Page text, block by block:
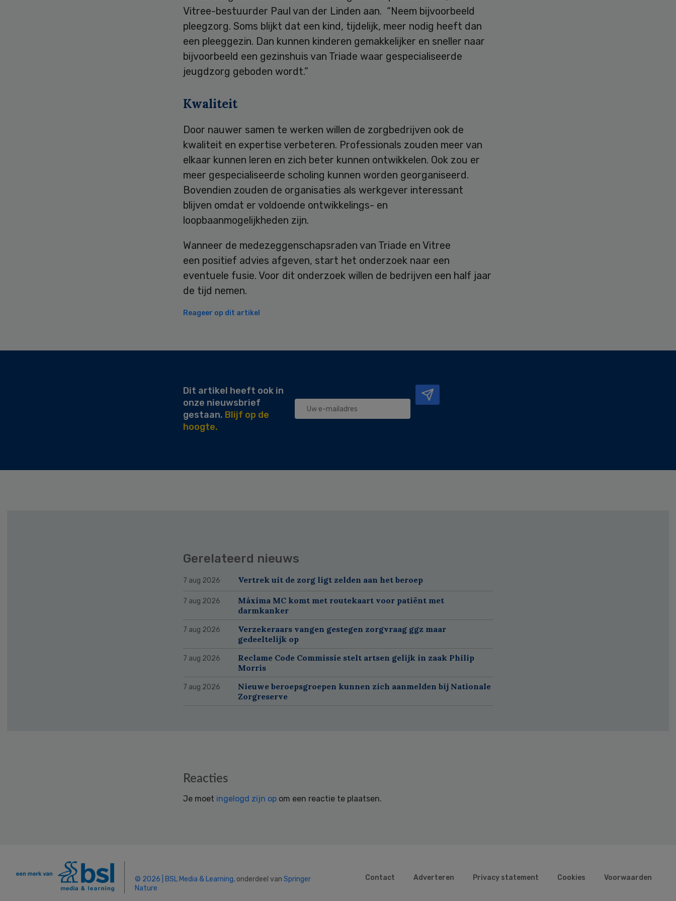
Vitree-bestuurder Paul van der Linden aan. “Neem bijvoorbeeld
pleegzorg. Soms blijkt dat een kind, tijdelijk, meer nodig heeft dan
een pleeggezin. Dan kunnen kinderen gemakkelijker en sneller naar
bijvoorbeeld een gezinshuis van Triade waar gespecialiseerde
jeugdzorg geboden wordt.”
Kwaliteit
Door nauwer samen te werken willen de zorgbedrijven ook de
kwaliteit en expertise verbeteren. Professionals zouden meer van
elkaar kunnen leren en zich beter kunnen ontwikkelen. Ook zou er
meer gespecialiseerde scholing kunnen worden georganiseerd.
Bovendien zouden de organisaties als werkgever interessant
blijven omdat er voldoende ontwikkelings- en
loopbaanmogelijkheden zijn.
Wanneer de medezeggenschapsraden van Triade en Vitree
een positief advies afgeven, start het onderzoek naar een
eventuele fusie. Voor dit onderzoek willen de bedrijven een half jaar
de tijd nemen.
Reageer op dit artikel
Dit artikel heeft ook in
onze nieuwsbrief
gestaan. Blijf op de
hoogte.
Gerelateerd nieuws
7 aug 2026 Vertrek uit de zorg ligt zelden aan het beroep
7 aug 2026
Máxima MC komt met routekaart voor patiënt met
darmkanker
7 aug 2026
Verzekeraars vangen gestegen zorgvraag ggz maar
gedeeltelijk op
7 aug 2026
Reclame Code Commissie stelt artsen gelijk in zaak Philip
Morris
7 aug 2026
Nieuwe beroepsgroepen kunnen zich aanmelden bij Nationale
Zorgreserve
Reacties
Je moet ingelogd zijn op om een reactie te plaatsen.
© 2026 | BSL Media & Learning, onderdeel van Springer
Nature
Contact Adverteren Privacy statement Cookies Voorwaarden